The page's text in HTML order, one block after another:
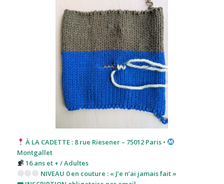
À LA CADETTE : 8 rue Riesener – 75012 Paris •
Montgallet
16 ans et + / Adultes
NIVEAU 0 en couture : « J’e n’ai jamais fait »